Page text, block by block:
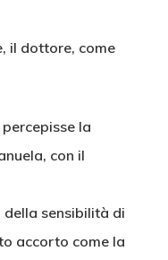
il dottore, come
la
con il
sensibilità di
accorto come la